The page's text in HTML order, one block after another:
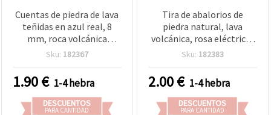
Cuentas de piedra de lava
teñidas en azul real, 8
mm, roca volcánica
semipreciosa, textura
uds) para bisutería,
pulseras y manualidades
DIY
Sku: 182367
1.90€ 1-4 hebra
DESCUENTOS
PARA CANTIDAD
Tira de abalorios de
piedra natural, lava
volcánica, rosa eléctrico,
redondas 8 mm ~ 47 uds.
Sku: 182383
2.00€ 1-4 hebra
DESCUENTOS
PARA CANTIDAD